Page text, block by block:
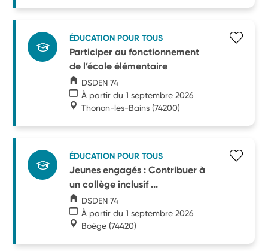
ÉDUCATION POUR TOUS
Participer au fonctionnement
de l’école élémentaire
DSDEN 74
À partir du 1 septembre 2026
Thonon-les-Bains (74200)
ÉDUCATION POUR TOUS
Jeunes engagés : Contribuer à
un collège inclusif ...
DSDEN 74
À partir du 1 septembre 2026
Boëge (74420)